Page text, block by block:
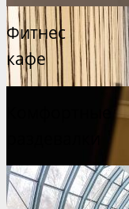
Фитнес
кафе